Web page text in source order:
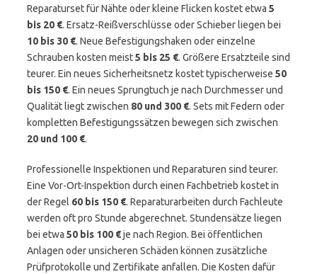
Reparaturset für Nähte oder kleine Flicken kostet etwa 5
bis 20 €. Ersatz-Reißverschlüsse oder Schieber liegen bei
10 bis 30 €. Neue Befestigungshaken oder einzelne
Schrauben kosten meist5 bis 25 €. Größere Ersatzteile sind
teurer. Ein neues Sicherheitsnetz kostet typischerweise 50
bis 150 €. Ein neues Sprungtuch je nach Durchmesser und
Qualität liegt zwischen 80 und 300 €. Sets mit Federn oder
kompletten Befestigungssätzen bewegen sich zwischen
20 und 100 €.
Professionelle Inspektionen und Reparaturen sind teurer.
Eine Vor-Ort-Inspektion durch einen Fachbetrieb kostet in
der Regel 60 bis 150 €. Reparaturarbeiten durch Fachleute
werden oft pro Stunde abgerechnet. Stundensätze liegen
bei etwa 50 bis 100 €je nach Region. Bei öffentlichen
Anlagen oder unsicheren Schäden können zusätzliche
Prüfprotokolle und Zertifikate anfallen. Die Kosten dafür